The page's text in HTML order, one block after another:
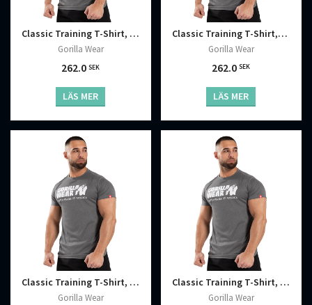
Classic Training T-Shirt, Grey Melange
Gorilla Wear
262.0SEK
LÄS MER
Classic Training T-Shirt, Grey Melange
Gorilla Wear
262.0SEK
LÄS MER
Classic Training T-Shirt, Grey Melange
Gorilla Wear
Classic Training T-Shirt, Grey Melange
Gorilla Wear